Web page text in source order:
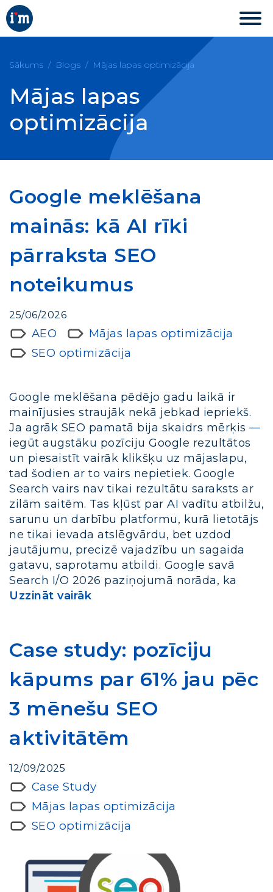
Sākums Blogs Mājas lapas optimizācija
Mājas lapas
optimizācija
Google meklēšana
mainās: kā AI rīki
pārraksta SEO
noteikumus
25/06/2026
AEO
Mājas lapas optimizācija
SEO optimizācija
Google meklēšana pēdējo gadu laikā ir
mainījusies straujāk nekā jebkad iepriekš.
Ja agrāk SEO pamatā bija skaidrs mērķis —
iegūt augstāku pozīciju Google rezultātos
un piesaistīt vairāk klikšķu uz mājaslapu,
tad šodien ar to vairs nepietiek. Google
Search vairs nav tikai rezultātu saraksts ar
zilām saitēm. Tas kļūst par AI vadītu atbilžu,
sarunu un darbību platformu, kurā lietotājs
ne tikai ievada atslēgvārdu, bet uzdod
jautājumu, precizē vajadzību un sagaida
gatavu, saprotamu atbildi. Google savā
Search I/O 2026 paziņojumā norāda, ka
Uzzināt vairāk
Case study: pozīciju
kāpums par 61% jau pēc
3 mēnešu SEO
aktivitātēm
12/09/2025
Case Study
Mājas lapas optimizācija
SEO optimizācija